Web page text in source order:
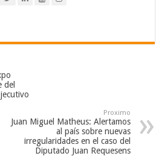
del
Proximo
Juan Miguel Matheus: Alertamos
al país sobre nuevas
irregularidades en el caso del
Diputado Juan Requesens